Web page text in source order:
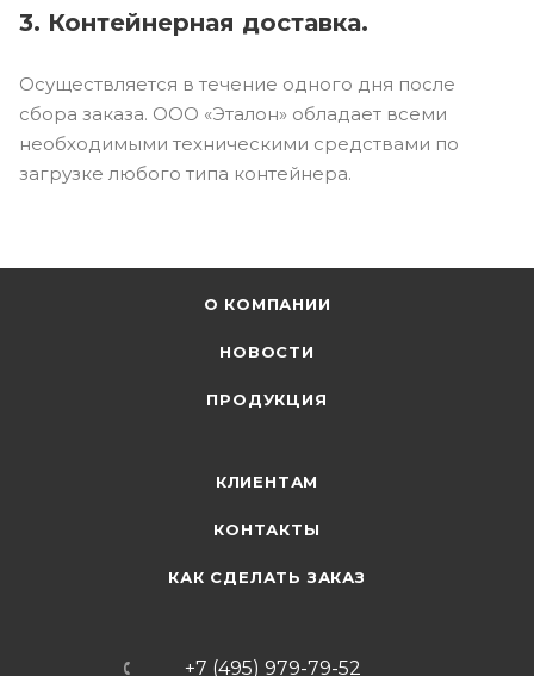
3. Контейнерная доставка.
Осуществляется в течение одного дня после
сбора заказа. ООО «Эталон» обладает всеми
необходимыми техническими средствами по
загрузке любого типа контейнера.
О КОМПАНИИ
НОВОСТИ
ПРОДУКЦИЯ
КЛИЕНТАМ
КОНТАКТЫ
КАК СДЕЛАТЬ ЗАКАЗ
+7 (495) 979-79-52